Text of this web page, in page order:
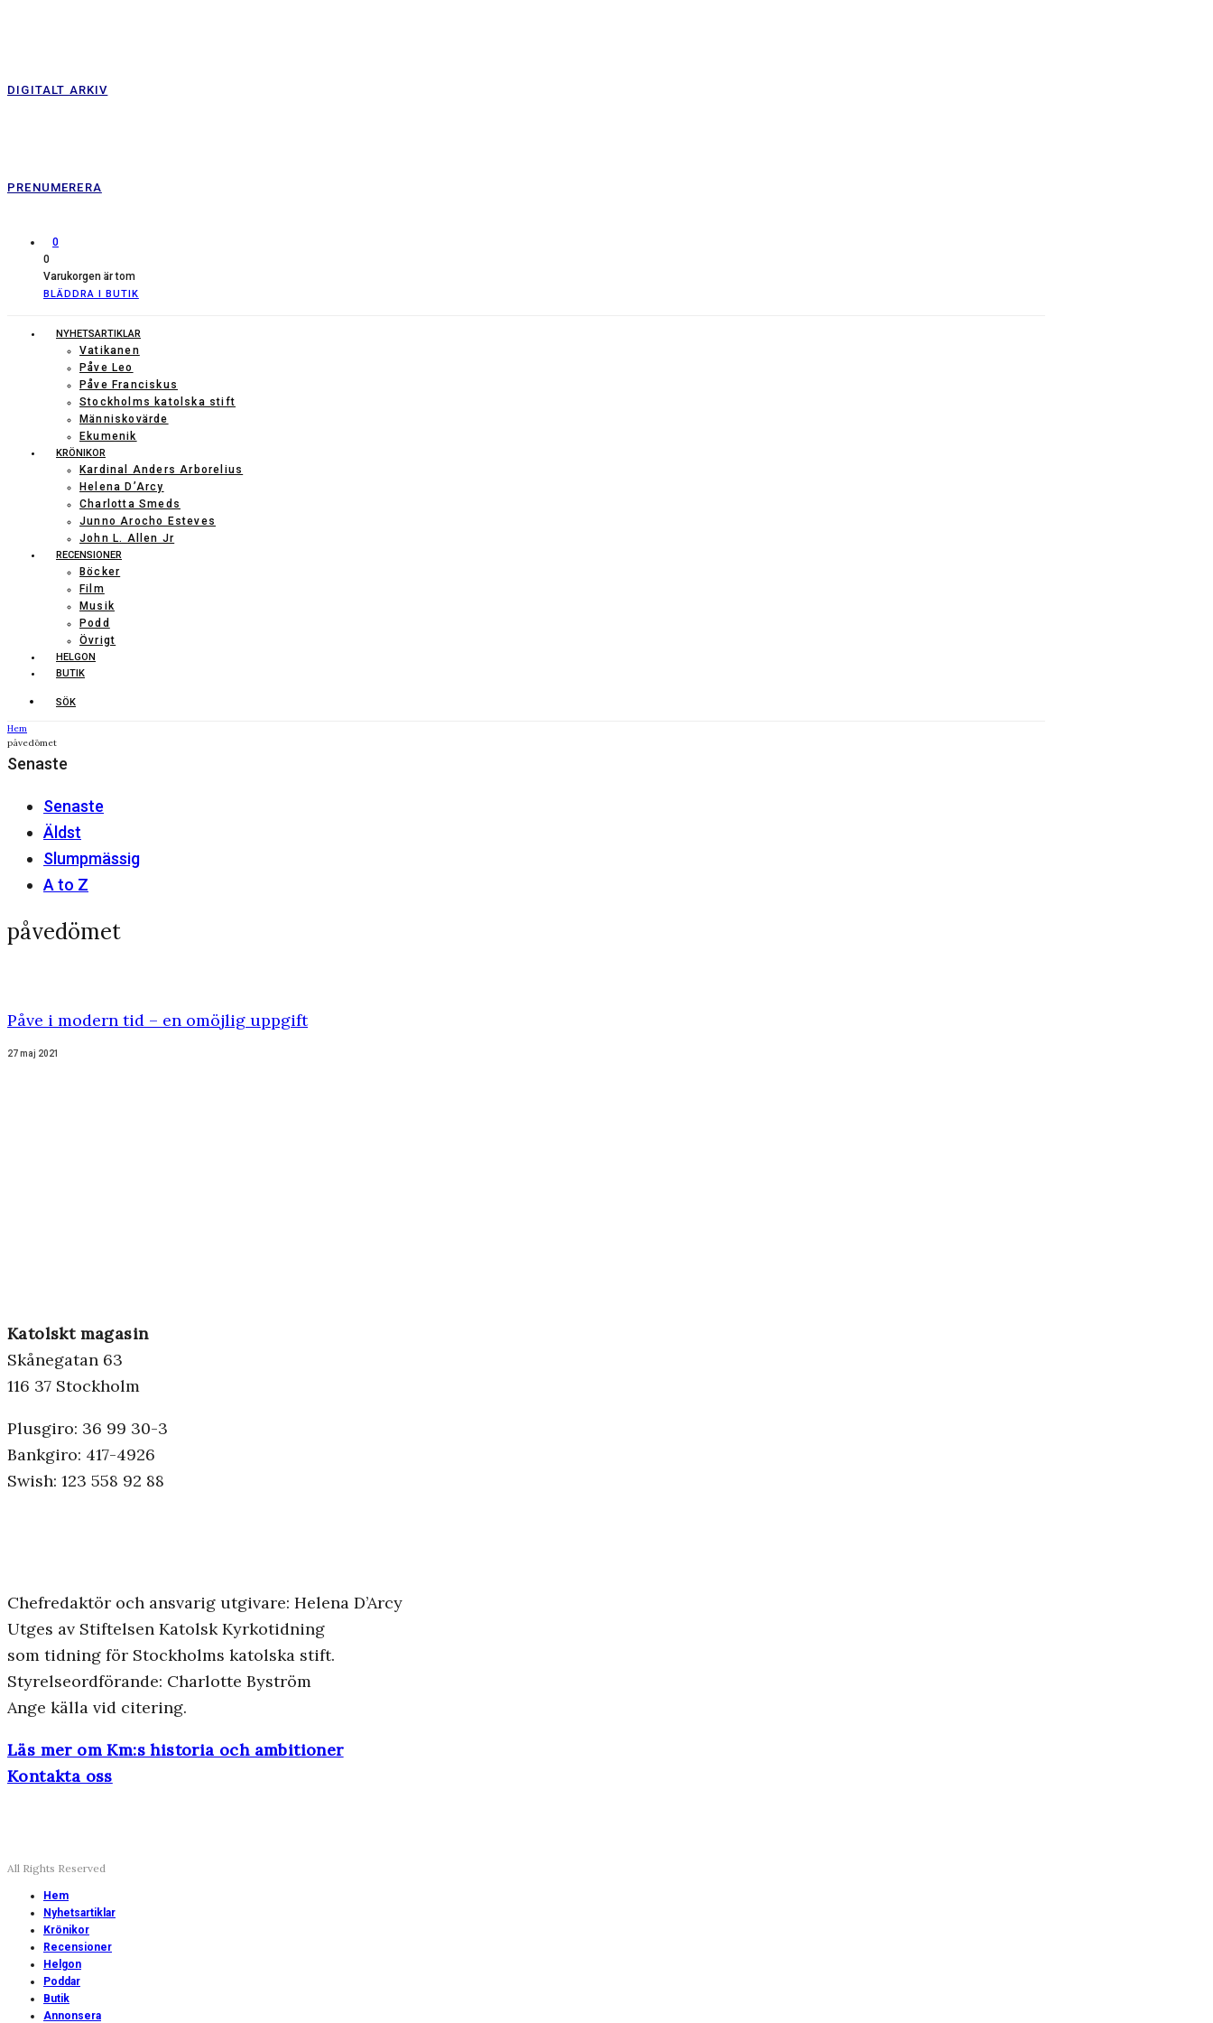
DIGITALT ARKIV
PRENUMERERA
0
0
Varukorgen är tom
BLÄDDRA I BUTIK
NYHETSARTIKLAR
Vatikanen
Påve Leo
Påve Franciskus
Stockholms katolska stift
Människovärde
Ekumenik
KRÖNIKOR
Kardinal Anders Arborelius
Helena D’Arcy
Charlotta Smeds
Junno Arocho Esteves
John L. Allen Jr
RECENSIONER
Böcker
Film
Musik
Podd
Övrigt
HELGON
BUTIK
SÖK
Hem
påvedömet
Senaste
Senaste
Äldst
Slumpmässig
A to Z
påvedömet
Påve i modern tid – en omöjlig uppgift
27 maj 2021
Katolskt magasin
Skånegatan 63
116 37 Stockholm
Plusgiro: 36 99 30-3
Bankgiro: 417-4926
Swish: 123 558 92 88
Chefredaktör och ansvarig utgivare: Helena D’Arcy
Utges av Stiftelsen Katolsk Kyrkotidning
som tidning för Stockholms katolska stift.
Styrelseordförande: Charlotte Byström
Ange källa vid citering.
Läs mer om Km:s historia och ambitioner
Kontakta oss
All Rights Reserved
Hem
Nyhetsartiklar
Krönikor
Recensioner
Helgon
Poddar
Butik
Annonsera